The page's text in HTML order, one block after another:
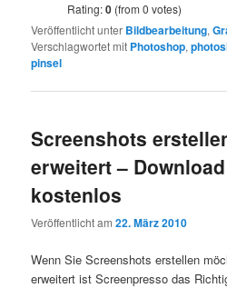
Rating:0 (from 0 votes)
Veröffentlicht unter Bildbearbeitung,
Verschlagwortet mit Photoshop,
pinsel
Screenshots
erweitert – Download
kostenlos
Veröffentlicht am22. März 2010
Wenn Sie Screenshots erstellen
erweitert ist Screenpresso das